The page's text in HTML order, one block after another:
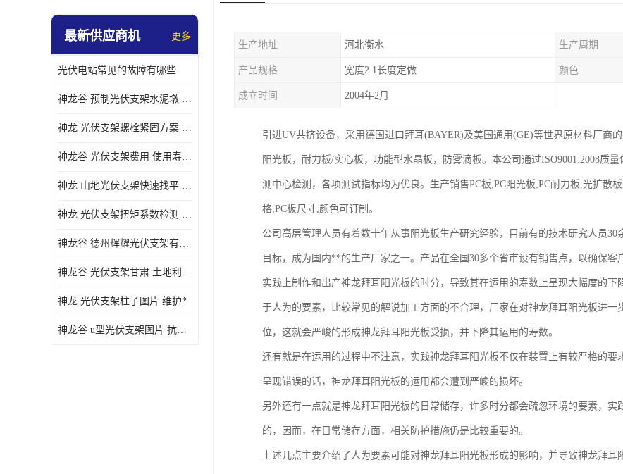
最新供应商机 更多
光伏电站常见的故障有哪些
神龙谷 预制光伏支架水泥墩 抗震性能优
神龙 光伏支架螺栓紧固方案 土地利用率高
神龙谷 光伏支架费用 使用寿命长
神龙 山地光伏支架快速找平 抗风耐压
神龙 光伏支架扭矩系数检测 适应性强
神龙谷 德州辉耀光伏支架有限公司 材质多样
神龙谷 光伏支架甘肃 土地利用率高
神龙 光伏支架柱子图片 维护*
神龙谷 u型光伏支架图片 抗紫外线
生产地址 河北衡水 生产周期
产品规格 宽度2.1长度定做 颜色
成立时间 2004年2月
引进UV共挤设备，采用德国进口拜耳(BAYER)及美国通用(GE)等世界原材料厂商
阳光板，耐力板/实心板，功能型水晶板，防雾滴板。本公司通过ISO9001:2008质
测中心检测，各项测试指标均为优良。生产销售PC板,PC阳光板,PC耐力板,光扩散
格,PC板尺寸,颜色可订制。
公司高层管理人员有着数十年从事阳光板生产研究经验，目前有的技术研究人员
目标，成为国内**的生产厂家之一。产品在全国30多个省市设有销售点，以确保客
实践上制作和出产神龙拜耳阳光板的时分，导致其在运用的寿数上呈现大幅度的
于人为的要素，比较常见的解说加工方面的不合理，厂家在对神龙拜耳阳光板进一
位，这就会严峻的形成神龙拜耳阳光板受损，并下降其运用的寿数。
还有就是在运用的过程中不注意，实践神龙拜耳阳光板不仅在装置上有较严格的
呈现错误的话，神龙拜耳阳光板的运用都会遭到严峻的损坏。
另外还有一点就是神龙拜耳阳光板的日常储存，许多时分都会疏忽环境的要素，
的，因而，在日常储存方面，相关防护措施仍是比较重要的。
上述几点主要介绍了人为要素可能对神龙拜耳阳光板形成的影响，并导致神龙拜